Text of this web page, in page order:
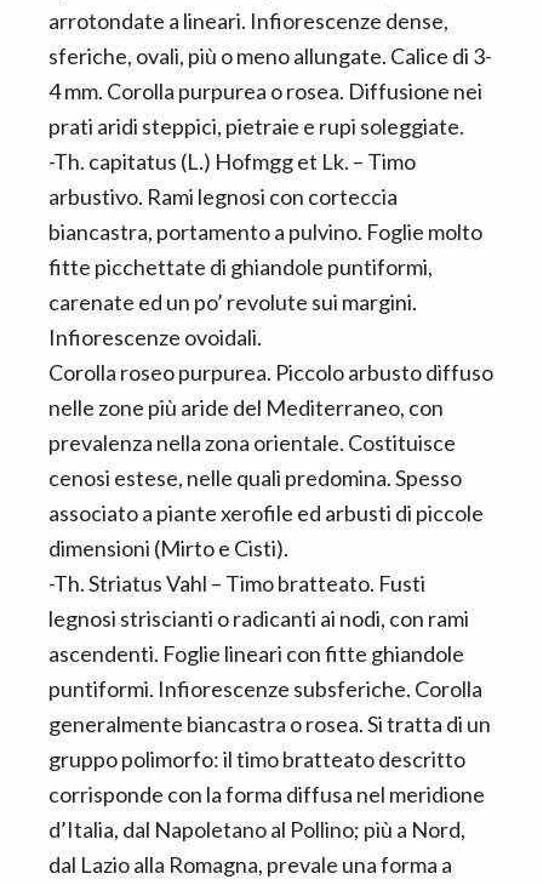
arrotondate a lineari. Infiorescenze dense,
sferiche, ovali, più o meno allungate. Calice di 3-
4 mm. Corolla purpurea o rosea. Diffusione nei
prati aridi steppici, pietraie e rupi soleggiate.
-Th. capitatus (L.) Hofmgg et Lk. – Timo
arbustivo. Rami legnosi con corteccia
biancastra, portamento a pulvino. Foglie molto
fitte picchettate di ghiandole puntiformi,
carenate ed un po’ revolute sui margini.
Infiorescenze ovoidali.
Corolla roseo purpurea. Piccolo arbusto diffuso
nelle zone più aride del Mediterraneo, con
prevalenza nella zona orientale. Costituisce
cenosi estese, nelle quali predomina. Spesso
associato a piante xerofile ed arbusti di piccole
dimensioni (Mirto e Cisti).
-Th. Striatus Vahl – Timo bratteato. Fusti
legnosi striscianti o radicanti ai nodi, con rami
ascendenti. Foglie lineari con fitte ghiandole
puntiformi. Infiorescenze subsferiche. Corolla
generalmente biancastra o rosea. Si tratta di un
gruppo polimorfo: il timo bratteato descritto
corrisponde con la forma diffusa nel meridione
d’Italia, dal Napoletano al Pollino; più a Nord,
dal Lazio alla Romagna, prevale una forma a